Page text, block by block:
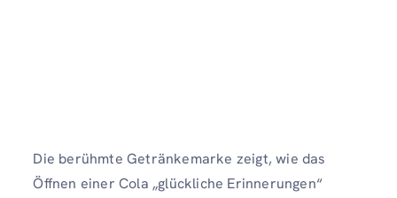
Die berühmte Getränkemarke zeigt, wie das
Öffnen einer Cola „glückliche Erinnerungen“